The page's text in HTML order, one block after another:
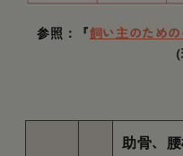
参照：『飼い主のため
助骨、